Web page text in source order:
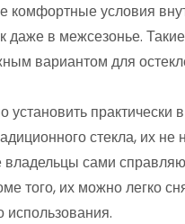
комфортные условия
даже в межсезонье.
вариантом для
установить практически
стекла, их не
сами
того, их можно легко
использования.